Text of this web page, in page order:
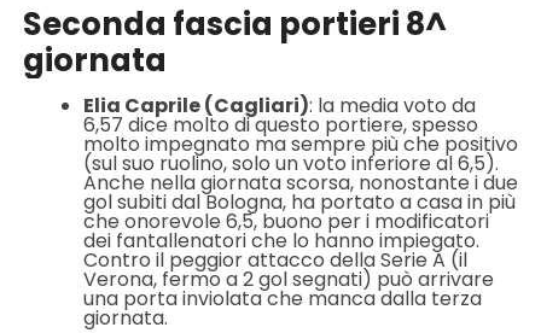
Seconda fascia portieri 8^
giornata
Elia Caprile (Cagliari): la media voto da
6,57 dice molto di questo portiere, spesso
molto impegnato ma sempre più che positivo
(sul suo ruolino, solo un voto inferiore al 6,5).
Anche nella giornata scorsa, nonostante i due
gol subiti dal Bologna, ha portato a casa in più
che onorevole 6,5, buono per i modificatori
dei fantallenatori che lo hanno impiegato.
Contro il peggior attacco della Serie A (il
Verona, fermo a 2 gol segnati) può arrivare
una porta inviolata che manca dalla terza
giornata.